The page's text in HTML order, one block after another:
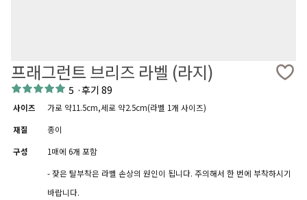
프래그런트 브리즈 라벨 (라지)
5 ·후기 89
사이즈
가로 약11.5cm,세로 약2.5cm(라벨 1개 사이즈)
재질
종이
구성
1매에 6개 포함
- 잦은 탈부착은 라벨 손상의 원인이 됩니다. 주의해서 한 번에 부착하시기
바랍니다.